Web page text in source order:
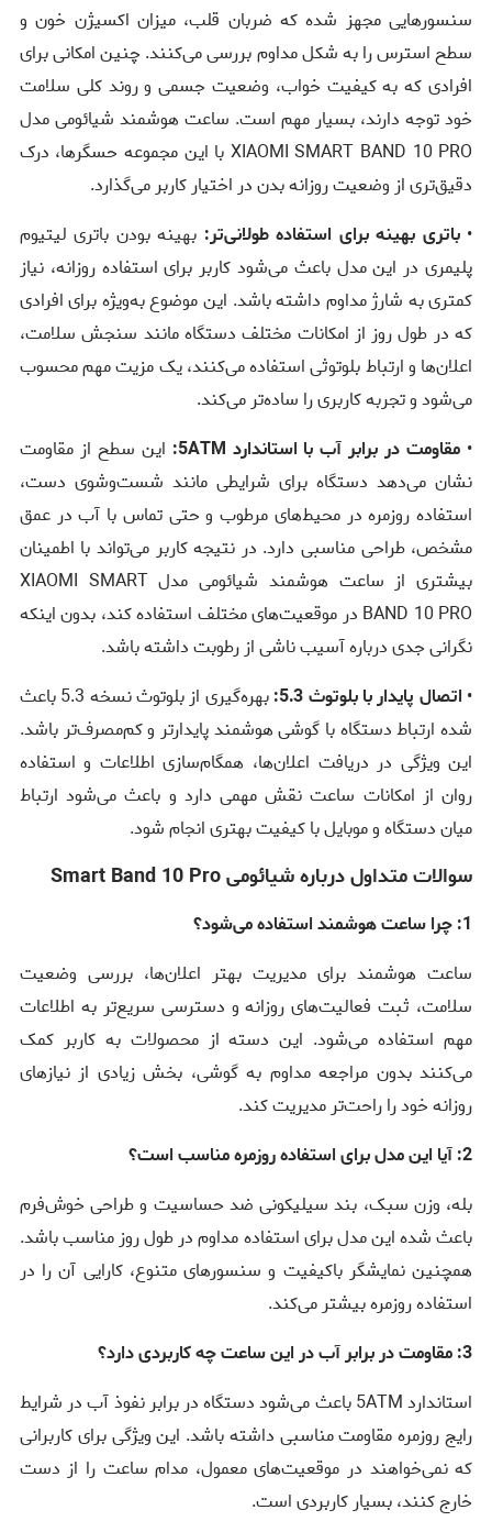
سنسورهایی مجهز شده که ضربان قلب، میزان اکسیژن خون و
سطح استرس را به شکل مداوم بررسی می‌کنند. چنین امکانی برای
افرادی که به کیفیت خواب، وضعیت جسمی و روند کلی سلامت
خود توجه دارند، بسیار مهم است. ساعت هوشمند شیائومی مدل
XIAOMI SMART BAND 10 PRO با این مجموعه حسگرها، درک
دقیق‌تری از وضعیت روزانه بدن در اختیار کاربر می‌گذارد.
•باتری بهینه برای استفاده طولانی‌تر: بهینه بودن باتری لیتیوم
پلیمری در این مدل باعث می‌شود کاربر برای استفاده روزانه، نیاز
کمتری به شارژ مداوم داشته باشد. این موضوع به‌ویژه برای افرادی
که در طول روز از امکانات مختلف دستگاه مانند سنجش سلامت،
اعلان‌ها و ارتباط بلوتوثی استفاده می‌کنند، یک مزیت مهم محسوب
می‌شود و تجربه کاربری را ساده‌تر می‌کند.
• مقاومت در برابر آب با استاندارد 5ATM:
این سطح از مقاومت
نشان می‌دهد دستگاه برای شرایطی مانند شست‌وشوی دست،
استفاده روزمره در محیط‌های مرطوب و حتی تماس با آب در عمق
مشخص، طراحی مناسبی دارد. در نتیجه کاربر می‌تواند با اطمینان
بیشتری از ساعت هوشمند شیائومی مدل XIAOMI SMART
BAND 10 PRO در موقعیت‌های مختلف استفاده کند، بدون اینکه
نگرانی جدی درباره آسیب ناشی از رطوبت داشته باشد.
• اتصال پایدار با بلوتوث 5.3:
بهره‌گیری از بلوتوث نسخه 5.3 باعث
شده ارتباط دستگاه با گوشی هوشمند پایدارتر و کم‌مصرف‌تر باشد.
این ویژگی در دریافت اعلان‌ها، همگام‌سازی اطلاعات و استفاده
روان از امکانات ساعت نقش مهمی دارد و باعث می‌شود ارتباط
میان دستگاه و موبایل با کیفیت بهتری انجام شود.
سوالات متداول درباره شیائومی Smart Band 10 Pro
1: چرا ساعت هوشمند استفاده می‌شود؟
ساعت هوشمند برای مدیریت بهتر اعلان‌ها، بررسی وضعیت
سلامت، ثبت فعالیت‌های روزانه و دسترسی سریع‌تر به اطلاعات
مهم استفاده می‌شود. این دسته از محصولات به کاربر کمک
می‌کنند بدون مراجعه مداوم به گوشی، بخش زیادی از نیازهای
روزانه خود را راحت‌تر مدیریت کند.
2: آیا این مدل برای استفاده روزمره مناسب است؟
بله، وزن سبک، بند سیلیکونی ضد حساسیت و طراحی خوش‌فرم
باعث شده این مدل برای استفاده مداوم در طول روز مناسب باشد.
همچنین نمایشگر باکیفیت و سنسورهای متنوع، کارایی آن را در
استفاده روزمره بیشتر می‌کند.
3: مقاومت در برابر آب در این ساعت چه کاربردی دارد؟
استاندارد 5ATM باعث می‌شود دستگاه در برابر نفوذ آب در شرایط
رایج روزمره مقاومت مناسبی داشته باشد. این ویژگی برای کاربرانی
که نمی‌خواهند در موقعیت‌های معمول، مدام ساعت را از دست
خارج کنند، بسیار کاربردی است.